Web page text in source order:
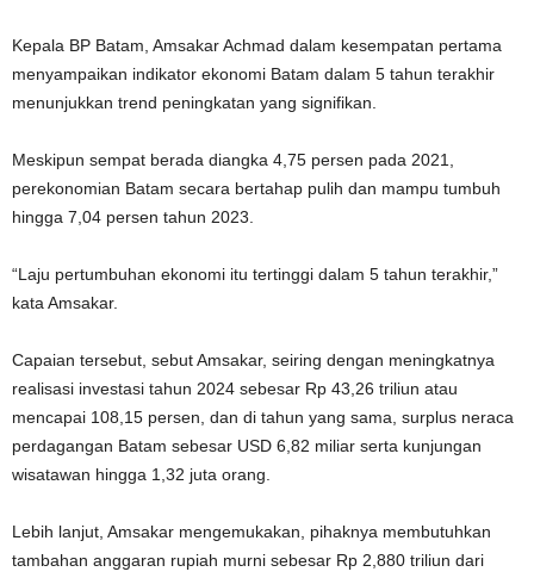
Kepala BP Batam, Amsakar Achmad dalam kesempatan pertama
menyampaikan indikator ekonomi Batam dalam 5 tahun terakhir
menunjukkan trend peningkatan yang signifikan.
Meskipun sempat berada diangka 4,75 persen pada 2021,
perekonomian Batam secara bertahap pulih dan mampu tumbuh
hingga 7,04 persen tahun 2023.
“Laju pertumbuhan ekonomi itu tertinggi dalam 5 tahun terakhir,”
kata Amsakar.
Capaian tersebut, sebut Amsakar, seiring dengan meningkatnya
realisasi investasi tahun 2024 sebesar Rp 43,26 triliun atau
mencapai 108,15 persen, dan di tahun yang sama, surplus neraca
perdagangan Batam sebesar USD 6,82 miliar serta kunjungan
wisatawan hingga 1,32 juta orang.
Lebih lanjut, Amsakar mengemukakan, pihaknya membutuhkan
tambahan anggaran rupiah murni sebesar Rp 2,880 triliun dari